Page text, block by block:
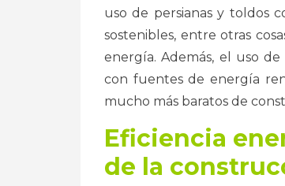
uso de persianas y toldos
sostenibles, entre otras
energía. Además, el uso
con fuentes de energía
mucho más baratos de
Eficiencia
de la